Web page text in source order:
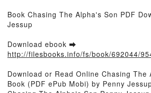
Book Chasing The Alpha's Son PDF
Jessup
Download ebook ➡
http://filesbooks.info/fs/book/692044/
Download or Read Online Chasing The
Book (PDF ePub Mobi) by Penny